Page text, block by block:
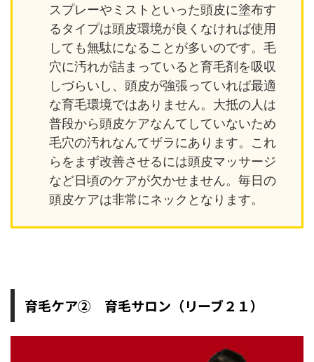
スプレーやミストといった頭皮に塗布す
るタイプは頭皮環境が良くなければ使用
しても無駄になることが多いのです。毛
穴に汚れが詰まっていると育毛剤を吸収
しづらいし、頭皮が強張っていれば最適
な育毛環境ではありません。大抵の人は
普段から頭皮ケアなんてしていないため
毛穴の汚れなんてザラにあります。これ
らをまず改善させるには頭皮マッサージ
など日頃のケアが欠かせません。毎日の
頭皮ケアは非常にネックとなります。
育毛ケア② 育毛サロン（リーブ２１）